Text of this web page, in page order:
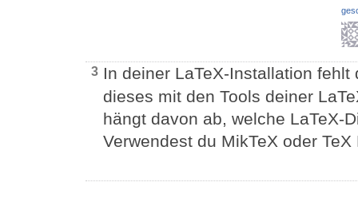
3 In deiner LaTeX-Installation
dieses mit den Tools deiner
hängt davon ab, welche LaTeX-
Verwendest du MikTeX oder